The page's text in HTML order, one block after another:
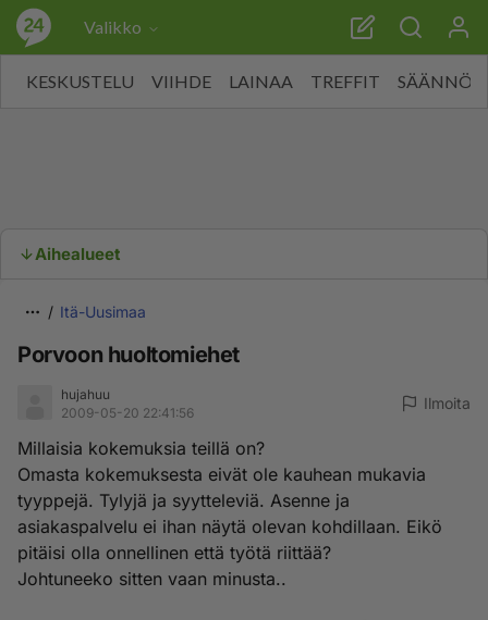
Valikko
KESKUSTELU VIIHDE LAINAA TREFFIT SÄÄNNÖT
Aihealueet
Itä-Uusimaa
Porvoon huoltomiehet
hujahuu
2009-05-20 22:41:56
Ilmoita
Millaisia kokemuksia teillä on?
Omasta kokemuksesta eivät ole kauhean mukavia
tyyppejä. Tylyjä ja syytteleviä. Asenne ja
asiakaspalvelu ei ihan näytä olevan kohdillaan. Eikö
pitäisi olla onnellinen että työtä riittää?
Johtuneeko sitten vaan minusta..